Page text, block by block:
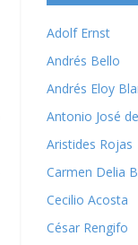
Adolf Ernst
Andrés Bello
Andrés Eloy
Antonio José
Aristides Rojas
Carmen Delia
Cecilio Acosta
César Rengifo